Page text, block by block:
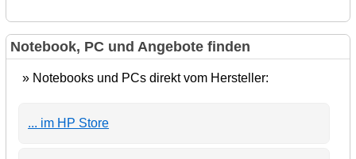
Notebook, PC und Angebote finden
» Notebooks und PCs direkt vom Hersteller:
... im HP Store